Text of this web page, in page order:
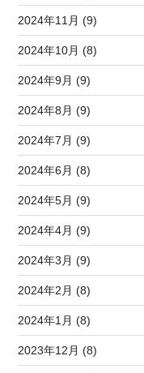
2024年11月 (9)
2024年10月 (8)
2024年9月 (9)
2024年8月 (9)
2024年7月 (9)
2024年6月 (8)
2024年5月 (9)
2024年4月 (9)
2024年3月 (9)
2024年2月 (8)
2024年1月 (8)
2023年12月 (8)